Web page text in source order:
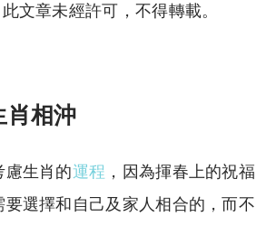
文章未經許可，不得轉載。
肖相沖
慮生肖的運程 ，因為揮春上的祝福
選擇和自己及家人相合的，而不